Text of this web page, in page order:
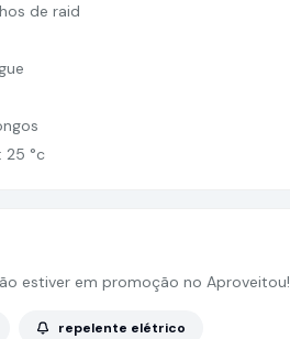
de raid
25 °c
estiver em promoção no Aproveitou!
repelente elétrico